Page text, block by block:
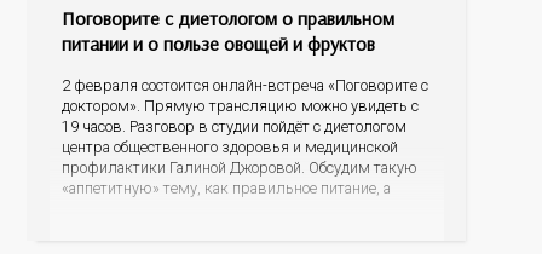
Поговорите с диетологом о правильном
питании и о пользе овощей и фруктов
2 февраля состоится онлайн-встреча «Поговорите с
доктором». Прямую трансляцию можно увидеть с
19 часов. Разговор в студии пойдёт с диетологом
центра общественного здоровья и медицинской
профилактики Галиной Джоровой. Обсудим такую
«аппетитную» тему, как правильное питание, а